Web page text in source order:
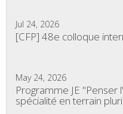
Jul 24, 2026
[CFP] 48e colloque
May 24, 2026
Programme JE "Penser
spécialité en terrain